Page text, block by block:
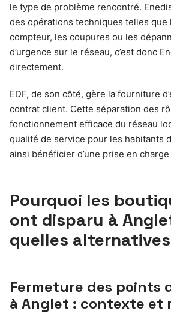
le type de problème rencontré.
des opérations techniques telles que
compteur, les coupures ou les
d’urgence sur le réseau, c’est donc
directement.
EDF, de son côté, gère la fourniture
contrat client. Cette séparation des
fonctionnement efficace du réseau
qualité de service pour les habitants
ainsi bénéficier d’une prise en
Pourquoi les
ont disparu à
quelles
Fermeture des points
à Anglet : contexte et